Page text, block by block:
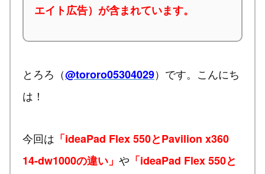
エイト広告）が含まれています。
とろろ（@tororo05304029）です。こんにち
は！
今回は 「ideaPad Flex 550とPavilion x360
14-dw1000の違い」 や 「ideaPad Flex 550と